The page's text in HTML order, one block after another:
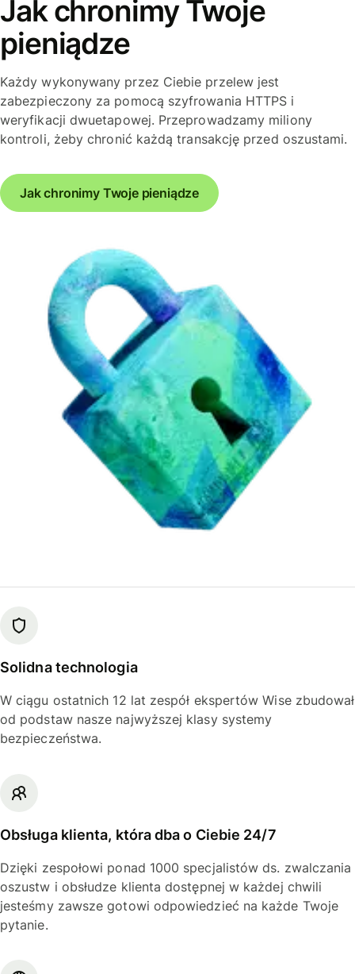
Jak chronimy Twoje
pieniądze
Każdy wykonywany przez Ciebie przelew jest
zabezpieczony za pomocą szyfrowania HTTPS i
weryfikacji dwuetapowej. Przeprowadzamy miliony
kontroli, żeby chronić każdą transakcję przed oszustami.
Jak chronimy Twoje pieniądze
Solidna technologia
W ciągu ostatnich 12 lat zespół ekspertów Wise zbudował
od podstaw nasze najwyższej klasy systemy
bezpieczeństwa.
Obsługa klienta, która dba o Ciebie 24/7
Dzięki zespołowi ponad 1000 specjalistów ds. zwalczania
oszustw i obsłudze klienta dostępnej w każdej chwili
jesteśmy zawsze gotowi odpowiedzieć na każde Twoje
pytanie.